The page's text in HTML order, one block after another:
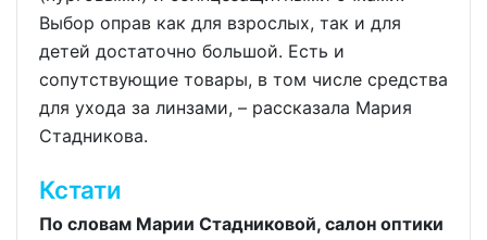
Выбор оправ как для взрослых, так и для
детей достаточно большой. Есть и
сопутствующие товары, в том числе средства
для ухода за линзами, – рассказала Мария
Стадникова.
Кстати
По словам Марии Стадниковой, салон оптики